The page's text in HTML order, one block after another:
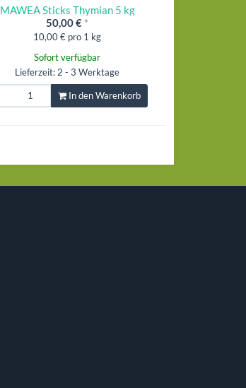
MAWEA Sticks Thymian 5 kg
50,00 € *
10,00 € pro 1 kg
Sofort verfügbar
Lieferzeit: 2 - 3 Werktage
In den Warenkorb